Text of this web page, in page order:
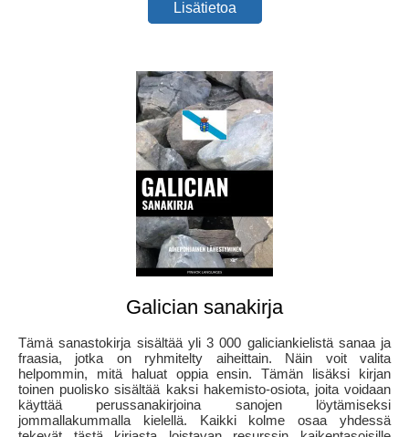
Lisätietoa
Galician sanakirja
Tämä sanastokirja sisältää yli 3 000 galiciankielistä sanaa ja
fraasia, jotka on ryhmitelty aiheittain. Näin voit valita
helpommin, mitä haluat oppia ensin. Tämän lisäksi kirjan
toinen puolisko sisältää kaksi hakemisto-osiota, joita voidaan
käyttää perussanakirjoina sanojen löytämiseksi
jommallakummalla kielellä. Kaikki kolme osaa yhdessä